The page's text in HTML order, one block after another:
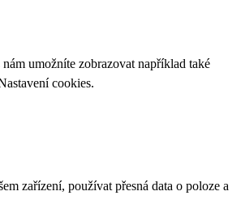
umožníte zobrazovat například také
cookies.
zařízení, používat přesná data o poloze a